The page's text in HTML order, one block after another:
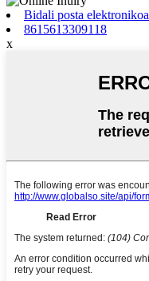
Bidali posta elektronikoa
8615613309118
x